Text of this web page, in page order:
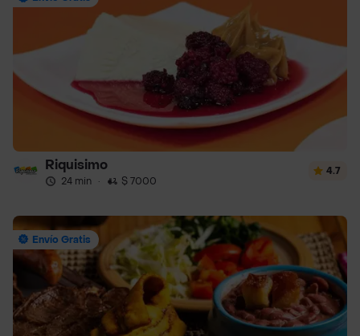
Riquisimo
24 min · $ 7000
4.7
Envío Gratis